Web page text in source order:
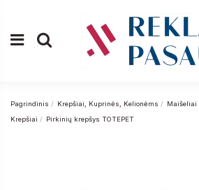
Pagrindinis Krepšiai, Kuprinės, Kelionėms
Krepšiai
Pirkinių krepšys TOTEPET